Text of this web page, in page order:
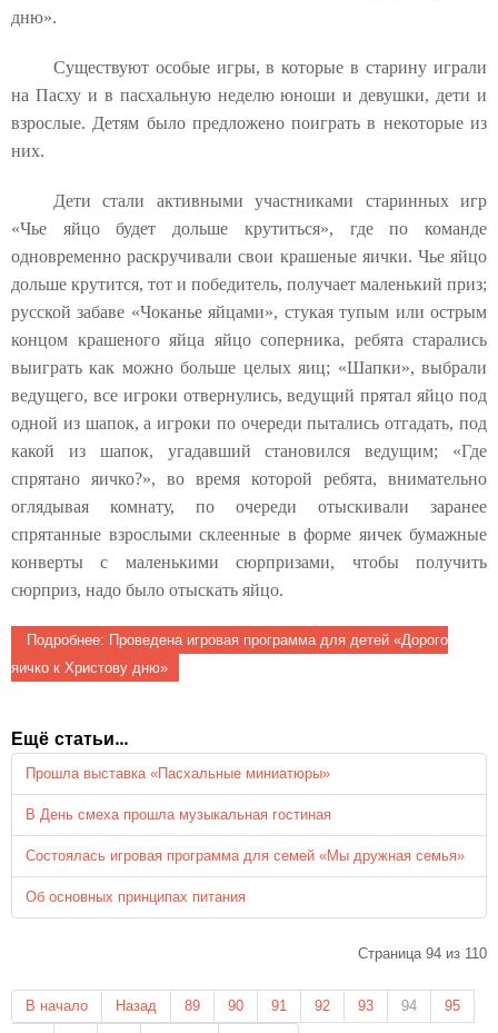
дню».
Существуют особые игры, в которые в старину играли
на Пасху и в пасхальную неделю юноши и девушки, дети и
взрослые. Детям было предложено поиграть в некоторые из
них.
Дети стали активными участниками старинных игр
«Чье яйцо будет дольше крутиться», где по команде
одновременно раскручивали свои крашеные яички. Чье яйцо
дольше крутится, тот и победитель, получает маленький приз;
русской забаве «Чоканье яйцами», стукая тупым или острым
концом крашеного яйца яйцо соперника, ребята старались
выиграть как можно больше целых яиц; «Шапки», выбрали
ведущего, все игроки отвернулись, ведущий прятал яйцо под
одной из шапок, а игроки по очереди пытались отгадать, под
какой из шапок, угадавший становился ведущим; «Где
спрятано яичко?», во время которой ребята, внимательно
оглядывая комнату, по очереди отыскивали заранее
спрятанные взрослыми склеенные в форме яичек бумажные
конверты с маленькими сюрпризами, чтобы получить
сюрприз, надо было отыскать яйцо.
Подробнее: Проведена игровая программа для детей «Дорого
яичко к Христову дню»
Ещё статьи...
Прошла выставка «Пасхальные миниатюры»
В День смеха прошла музыкальная гостиная
Состоялась игровая программа для семей «Мы дружная семья»
Об основных принципах питания
Страница 94 из 110
В начало Назад 89 90 91 92 93 94
95